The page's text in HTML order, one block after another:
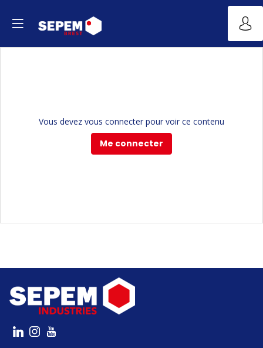
Vous devez vous connecter pour voir ce contenu
Me connecter